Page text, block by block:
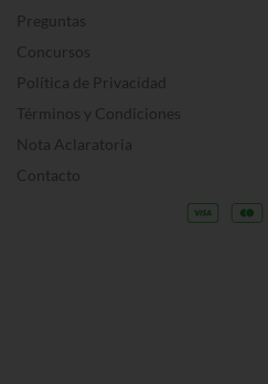
Preguntas
Concursos
Política de Privacidad
Términos y Condiciones
Nota Aclaratoria
Contacto